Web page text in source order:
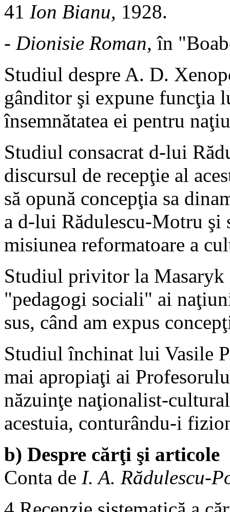
41 Ion Bianu, 1928.
- Dionisie Roman, în
Studiul despre A. D.
gânditor şi expune funcţia
însemnătatea ei pentru
Studiul consacrat d-lui
discursul de recepţie al
să opună concepţia sa
a d-lui Rădulescu-Motru şi
misiunea reformatoare a
Studiul privitor la Masaryk
"pedagogi sociali" ai
sus, când am expus
Studiul închinat lui Vasile
mai apropiaţi ai
năzuinţe naţionalist-
acestuia, conturându-i
b) Despre cărţi şi articole
Conta de I. A. Rădulescu-